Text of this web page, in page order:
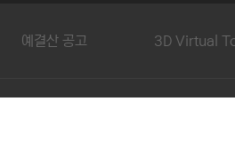
예결산 공고 3D Virtual